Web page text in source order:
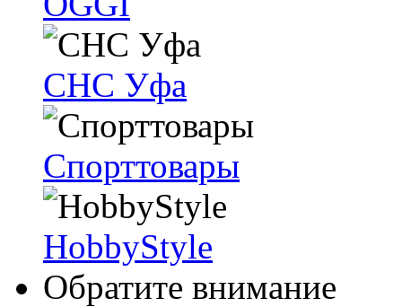
СНС Уфа
Спорттовары
HobbyStyle
Обратите внимание